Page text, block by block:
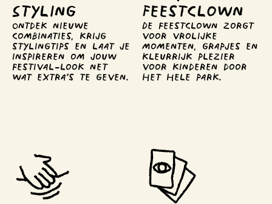
Styling
Ontdek nieuwe
combinaties, krijg
stylingtips en laat je
inspireren om jouw
festival-look net
wat extra’s te geven.
Feest­clown
De feestclown zorgt
voor vrolijke
momenten, grapjes en
kleurrijk plezier
voor kinderen door
het hele park.